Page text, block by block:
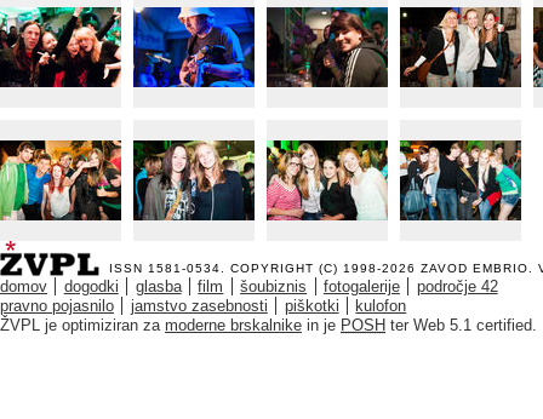
ISSN 1581-0534. COPYRIGHT (C) 1998-2026 ZAVOD EMBRIO .
domov dogodki glasba film šoubiznis fotogalerije
področje 42
pravno pojasnilo
jamstvo zasebnosti piškotki
kulofon
ŽVPL je optimiziran za moderne brskalnike in je POSH ter Web 5.1 certified.